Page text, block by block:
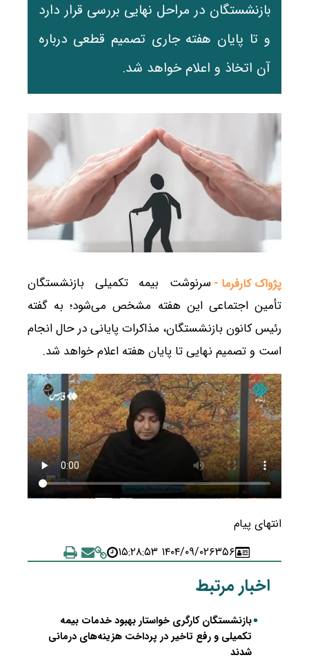
بازنشستگان در مراحل نهایی بررسی قرار دارد
و تا پایان هفته جاری تصمیم قطعی درباره
آن اتخاذ و اعلام خواهد شد.
پژواک کارفرما - سرنوشت بیمه تکمیلی بازنشستگان
تأمین اجتماعی این هفته مشخص می‌شود؛ به گفته
رئیس کانون بازنشستگان، مذاکرات پایانی در حال انجام
است و تصمیم نهایی تا پایان هفته اعلام خواهد شد.
انتهای پیام
۶۳۵۶۱۴۰۴/۰۹/۰۲ ۱۵:۲۸:۵۳
اخبار مرتبط
بازنشستگان کارگری خواستار بهبود خدمات بیمه
تکمیلی و رفع تاخیر در پرداخت هزینه‌های درمانی
شدند